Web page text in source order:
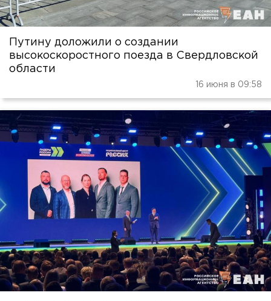
Путину доложили о создании
высокоскоростного поезда в Свердловской
области
16 июня в 09:58